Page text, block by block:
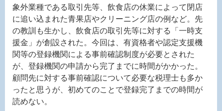
象外業種である取引先等、飲食店の休業によって閉店
に追い込まれた青果店やクリーニング店の例など。先
の教訓も生かし、飲食店の取引先等に対する「一時支
援金」が創設された。今回は、有資格者や認定支援機
関等の登録機関による事前確認制度が必要とされた
が、登録機関の申請から完了までに時間がかかった。
顧問先に対する事前確認について必要な税理士も多か
ったと思うが、初めてのことで登録完了までの時間が
読めない。